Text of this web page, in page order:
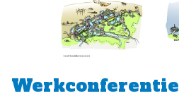
Werkconferentie